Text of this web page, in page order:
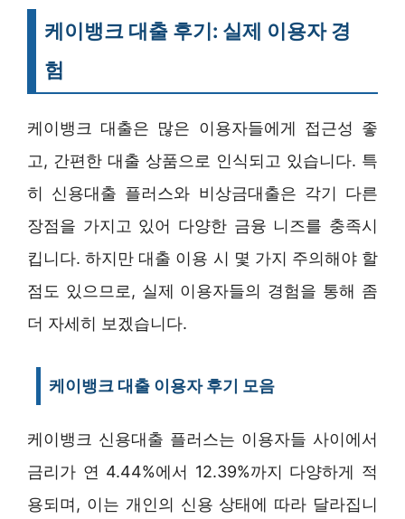
케이뱅크 대출 후기: 실제 이용자 경
험
케이뱅크 대출은 많은 이용자들에게 접근성 좋
고, 간편한 대출 상품으로 인식되고 있습니다. 특
히 신용대출 플러스와 비상금대출은 각기 다른
장점을 가지고 있어 다양한 금융 니즈를 충족시
킵니다. 하지만 대출 이용 시 몇 가지 주의해야 할
점도 있으므로, 실제 이용자들의 경험을 통해 좀
더 자세히 보겠습니다.
케이뱅크 대출 이용자 후기 모음
케이뱅크 신용대출 플러스는 이용자들 사이에서
금리가 연 4.44%에서 12.39%까지 다양하게 적
용되며, 이는 개인의 신용 상태에 따라 달라집니